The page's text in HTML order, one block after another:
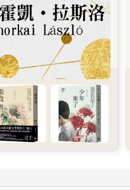
在屋裡跑來跑去、吠個不停，桃樂絲
下來會發生什麼事。
板門，爪子踩空，整隻狗掉了下去。
了，但很快就看見洞裡露出一隻耳
托住，才沒讓他掉下去。桃樂絲立刻
朵把他拉回來，並趕緊蓋上活板門，
漸漸克服了恐懼，卻也感到無比孤
銳得幾乎要震聾她的耳朵。一開始，
自己摔得粉身碎骨，但幾個小時過去
，她便不再擔心，決定冷靜觀察接下
翼地爬過搖晃的地板，躺在自己的小
在她身邊。
聲仍在呼嘯，桃樂絲還是閉上了眼